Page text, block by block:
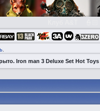
.
Iron man 3 Deluxe Set Hot Toys